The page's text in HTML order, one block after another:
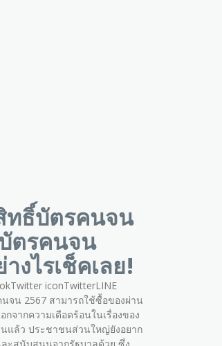
ทธิ์บัตรคนจน
ตรคนจน
งไรเช็คเลย!
iconTwitterLINE
นจน 2567 สามารถใช้ซื้อของผ่าน
จากความเดือดร้อนในเรื่องของ
แล้ว ประชาชนส่วนใหญ่ยังอยาก